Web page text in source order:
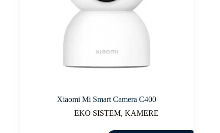
Xiaomi Mi Smart Camera C400
EKO SISTEM,KAMERE